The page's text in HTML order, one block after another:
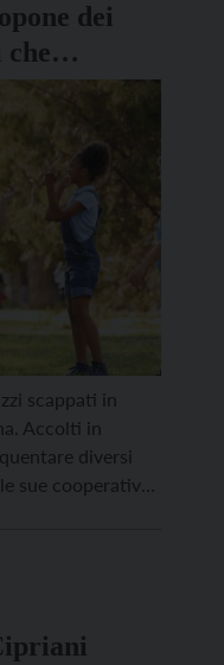
dei
scappati in
Accolti in
diversi
sue cooperative